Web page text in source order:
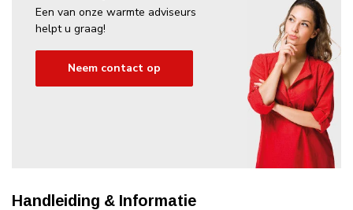
Een van onze warmte adviseurs
helpt u graag!
Neem contact op
Handleiding & Informatie